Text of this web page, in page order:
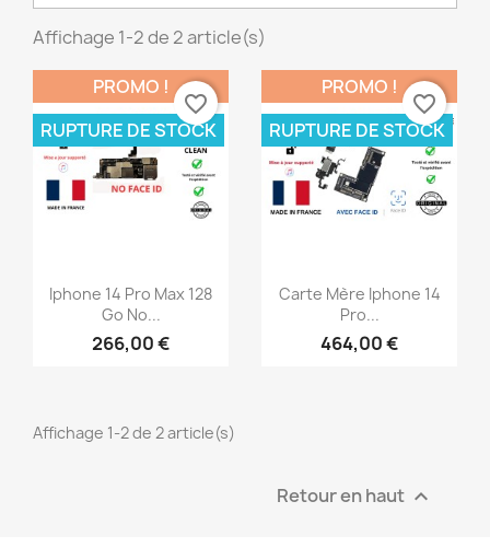
Affichage 1-2 de 2 article(s)
Aperçu rapide
Iphone 14 Pro Max 128
Go No...
266,00 €
PROMO !
RUPTURE DE STOCK
favorite_border
Aperçu rapide
Carte Mère Iphone 14
Pro...
464,00 €
PROMO !
RUPTURE DE STOCK
favorite_border
Affichage 1-2 de 2 article(s)
Retour en haut 